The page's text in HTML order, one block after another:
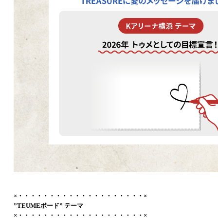
×・・・・・・・・・・・・・・・・・・・・×
”TEUMEボード” テーマ
×・・・・・・・・・・・・・・・・・・・・×